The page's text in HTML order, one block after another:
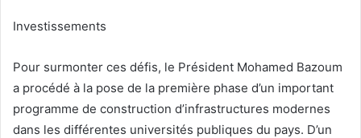
Investissements
Pour surmonter ces défis, le Président Mohamed Bazoum
a procédé à la pose de la première phase d’un important
programme de construction d’infrastructures modernes
dans les différentes universités publiques du pays. D’un